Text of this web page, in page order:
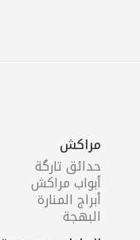
مراكش
حدائق تارگة
أبواب مراكش
أبراج المنارة
البهجة